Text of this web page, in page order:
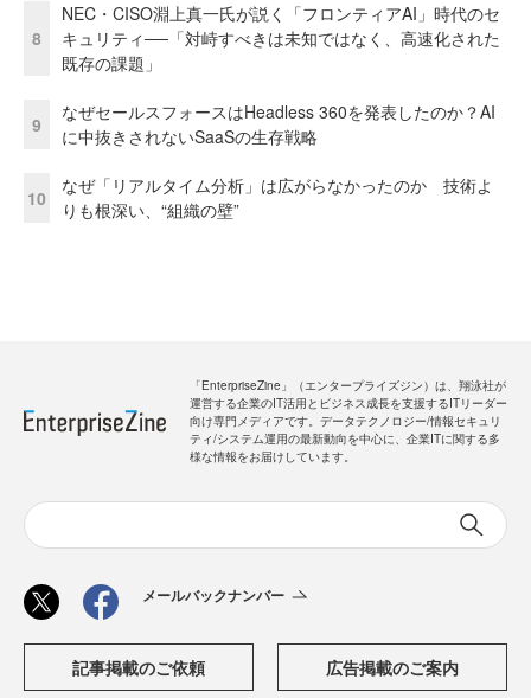
8
NEC・CISO淵上真一氏が説く「フロンティアAI」時代のセ
キュリティ──「対峙すべきは未知ではなく、高速化された
既存の課題」
9
なぜセールスフォースはHeadless 360を発表したのか？AI
に中抜きされないSaaSの生存戦略
10
なぜ「リアルタイム分析」は広がらなかったのか 技術よ
りも根深い、“組織の壁”
「EnterpriseZine」（エンタープライズジン）は、翔泳社が
運営する企業のIT活用とビジネス成長を支援するITリーダー
向け専門メディアです。データテクノロジー/情報セキュリ
ティ/システム運用の最新動向を中心に、企業ITに関する多
様な情報をお届けしています。
メールバックナンバー
記事掲載のご依頼 広告掲載のご案内